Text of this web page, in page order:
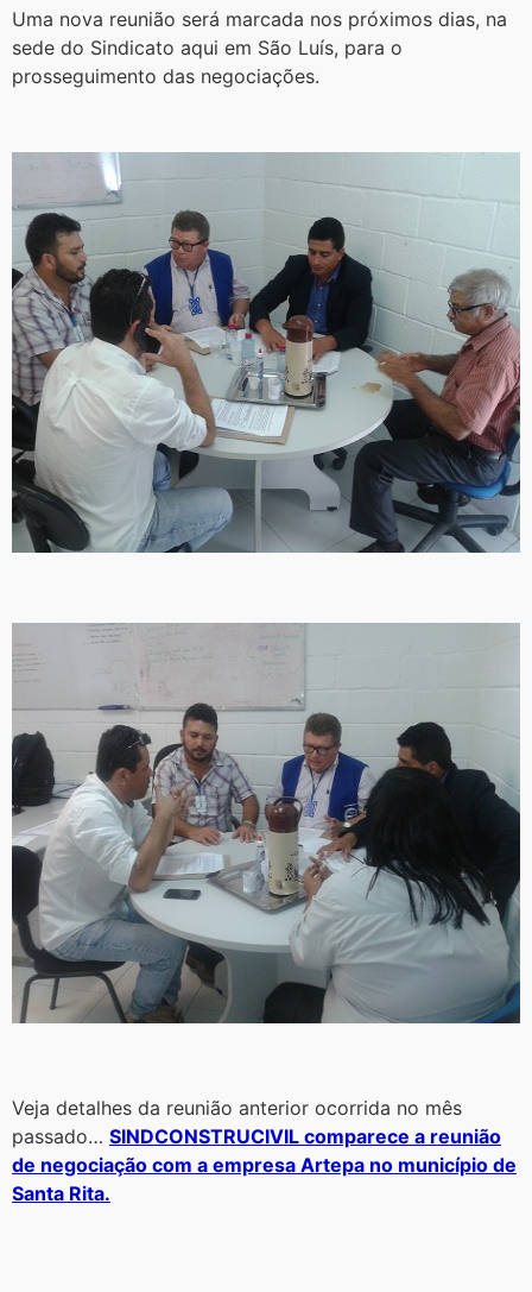
Uma nova reunião será marcada nos próximos dias, na
sede do Sindicato aqui em São Luís, para o
prosseguimento das negociações.
Veja detalhes da reunião anterior ocorrida no mês
passado… SINDCONSTRUCIVIL comparece a reunião
de negociação com a empresa Artepa no município de
Santa Rita.